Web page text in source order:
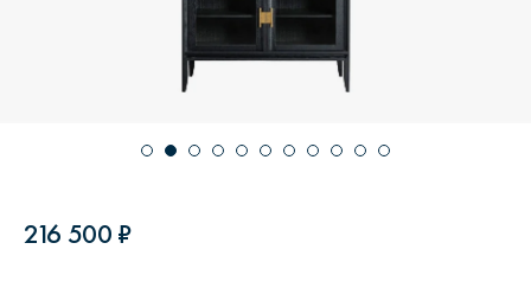
216 500 ₽